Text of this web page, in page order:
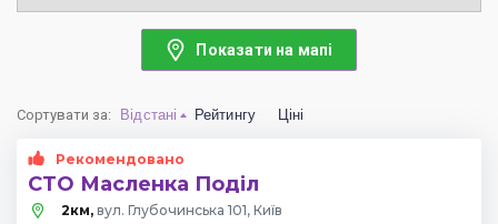
Показати на мапі
Сортувати за: Відстані Рейтингу Ціні
Рекомендовано
СТО Масленка Поділ
2км, вул. Глубочинська 101, Київ